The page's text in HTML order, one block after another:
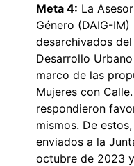
Meta 4: La
Género (DAIG-
desarchivados
Desarrollo
marco de las
Mujeres con
respondieron
mismos. De
enviados a la
octubre de 2023